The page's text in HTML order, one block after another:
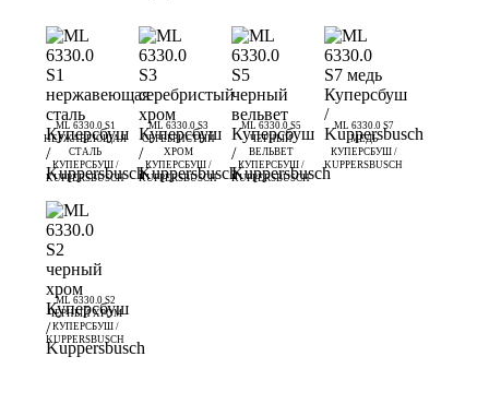
ML 6330.0 S1
НЕРЖАВЕЮЩАЯ
СТАЛЬ
КУПЕРСБУШ /
KUPPERSBUSCH
ML 6330.0 S3
СЕРЕБРИСТЫЙ
ХРОМ
КУПЕРСБУШ /
KUPPERSBUSCH
ML 6330.0 S5
ЧЕРНЫЙ
ВЕЛЬВЕТ
КУПЕРСБУШ /
KUPPERSBUSCH
ML 6330.0 S7
МЕДЬ
КУПЕРСБУШ /
KUPPERSBUSCH
ML 6330.0 S2
ЧЕРНЫЙ ХРОМ
КУПЕРСБУШ /
KUPPERSBUSCH